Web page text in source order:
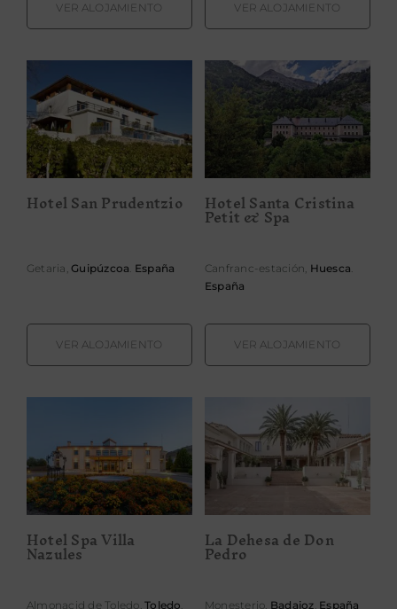
VER ALOJAMIENTO VER ALOJAMIENTO
Hotel San
Prudentzio
Hotel San Prudentzio
Getaria,Guipúzcoa. España
VER ALOJAMIENTO
Hotel Santa
Cristina Petit
& Spa
Hotel Santa Cristina
Petit & Spa
Canfranc-estación, Huesca.
España
VER ALOJAMIENTO
Hotel Spa Villa
Nazules
Hotel Spa Villa
Nazules
Almonacid de Toledo,Toledo.
La Dehesa de
Don Pedro
La Dehesa de Don
Pedro
Monesterio, Badajoz. España